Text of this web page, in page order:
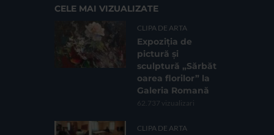
CELE MAI VIZUALIZATE
CLIPA DE ARTA
Expoziția de
pictură și
sculptură „Sărbăt
oarea florilor” la
Galeria Romană
62.737 vizualizari
CLIPA DE ARTA